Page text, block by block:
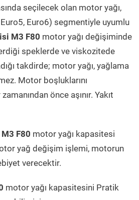
seçilecek olan motor yağı,
Euro6) segmentiyle uyumlu
M3 F80 motor yağı değişiminde
speklerde ve viskozitede
takdirde; motor yağı, yağlama
Motor boşluklarını
önce aşınır. Yakıt
F80 motor yağı kapasitesi
yağ değişim işlemi, motorun
verecektir.
motor yağı kapasitesini Pratik